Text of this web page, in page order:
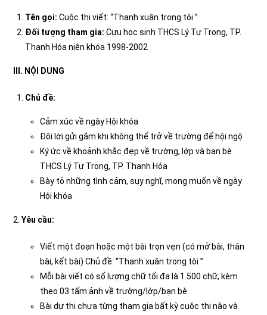
Tên gọi:Cuộc thi viết: “Thanh xuân trong tôi ”
Đối tượng tham gia:Cựu học sinh THCS Lý Tự Trọng, TP.
Thanh Hóa niên khóa 1998-2002
III. NỘI DUNG
Chủ đề:
Cảm xúc về ngày Hội khóa
Đôi lời gửi gắm khi không thể trở về trường để hội ngộ
Ký ức về khoảnh khắc đẹp về trường, lớp và bạn bè
THCS Lý Tự Trọng, TP. Thanh Hóa
Bày tỏ những tình cảm, suy nghĩ, mong muốn về ngày
Hội khóa
2.Yêu cầu:
Viết một đoạn hoặc một bài trọn vẹn (có mở bài, thân
bài, kết bài) Chủ đề: “Thanh xuân trong tôi ”
Mỗi bài viết có số lượng chữ tối đa là 1.500 chữ, kèm
theo 03 tấm ảnh về trường/lớp/bạn bè.
Bài dự thi chưa từng tham gia bất kỳ cuộc thi nào và